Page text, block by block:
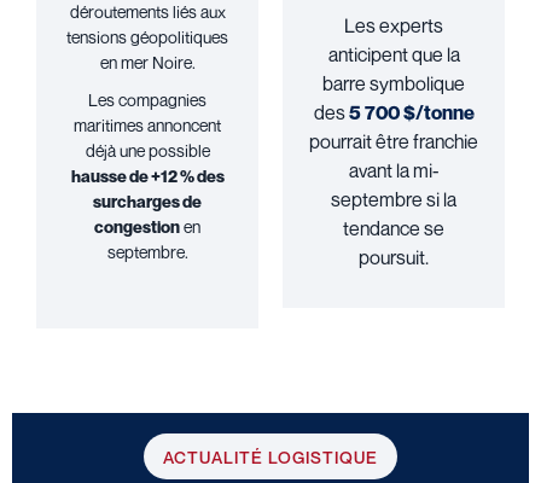
déroutements liés aux
tensions géopolitiques
en mer Noire.
Les compagnies
maritimes annoncent
déjà une possible
hausse de +12 % des
surcharges de
congestionen
septembre.
Les experts
anticipent que la
barre symbolique
des5 700 $/tonne
pourrait être franchie
avant la mi-
septembre si la
tendance se
poursuit.
ACTUALITÉ LOGISTIQUE